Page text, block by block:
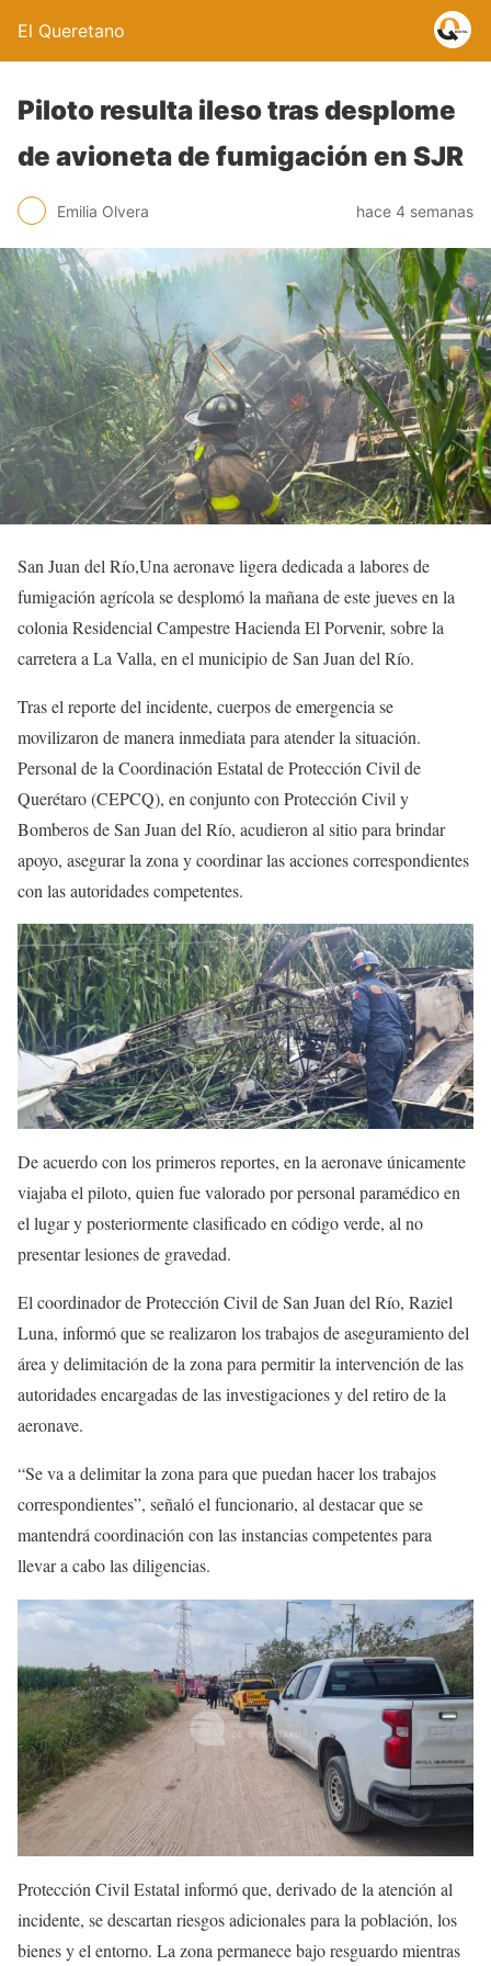
El Queretano
Piloto resulta ileso tras desplome
de avioneta de fumigación en SJR
Emilia Olvera hace 4 semanas
San Juan del Río,Una aeronave ligera dedicada a labores de
fumigación agrícola se desplomó la mañana de este jueves en la
colonia Residencial Campestre Hacienda El Porvenir, sobre la
carretera a La Valla, en el municipio de San Juan del Río.
Tras el reporte del incidente, cuerpos de emergencia se
movilizaron de manera inmediata para atender la situación.
Personal de la Coordinación Estatal de Protección Civil de
Querétaro (CEPCQ), en conjunto con Protección Civil y
Bomberos de San Juan del Río, acudieron al sitio para brindar
apoyo, asegurar la zona y coordinar las acciones correspondientes
con las autoridades competentes.
De acuerdo con los primeros reportes, en la aeronave únicamente
viajaba el piloto, quien fue valorado por personal paramédico en
el lugar y posteriormente clasificado en código verde, al no
presentar lesiones de gravedad.
El coordinador de Protección Civil de San Juan del Río, Raziel
Luna, informó que se realizaron los trabajos de aseguramiento del
área y delimitación de la zona para permitir la intervención de las
autoridades encargadas de las investigaciones y del retiro de la
aeronave.
“Se va a delimitar la zona para que puedan hacer los trabajos
correspondientes”, señaló el funcionario, al destacar que se
mantendrá coordinación con las instancias competentes para
llevar a cabo las diligencias.
Protección Civil Estatal informó que, derivado de la atención al
incidente, se descartan riesgos adicionales para la población, los
bienes y el entorno. La zona permanece bajo resguardo mientras